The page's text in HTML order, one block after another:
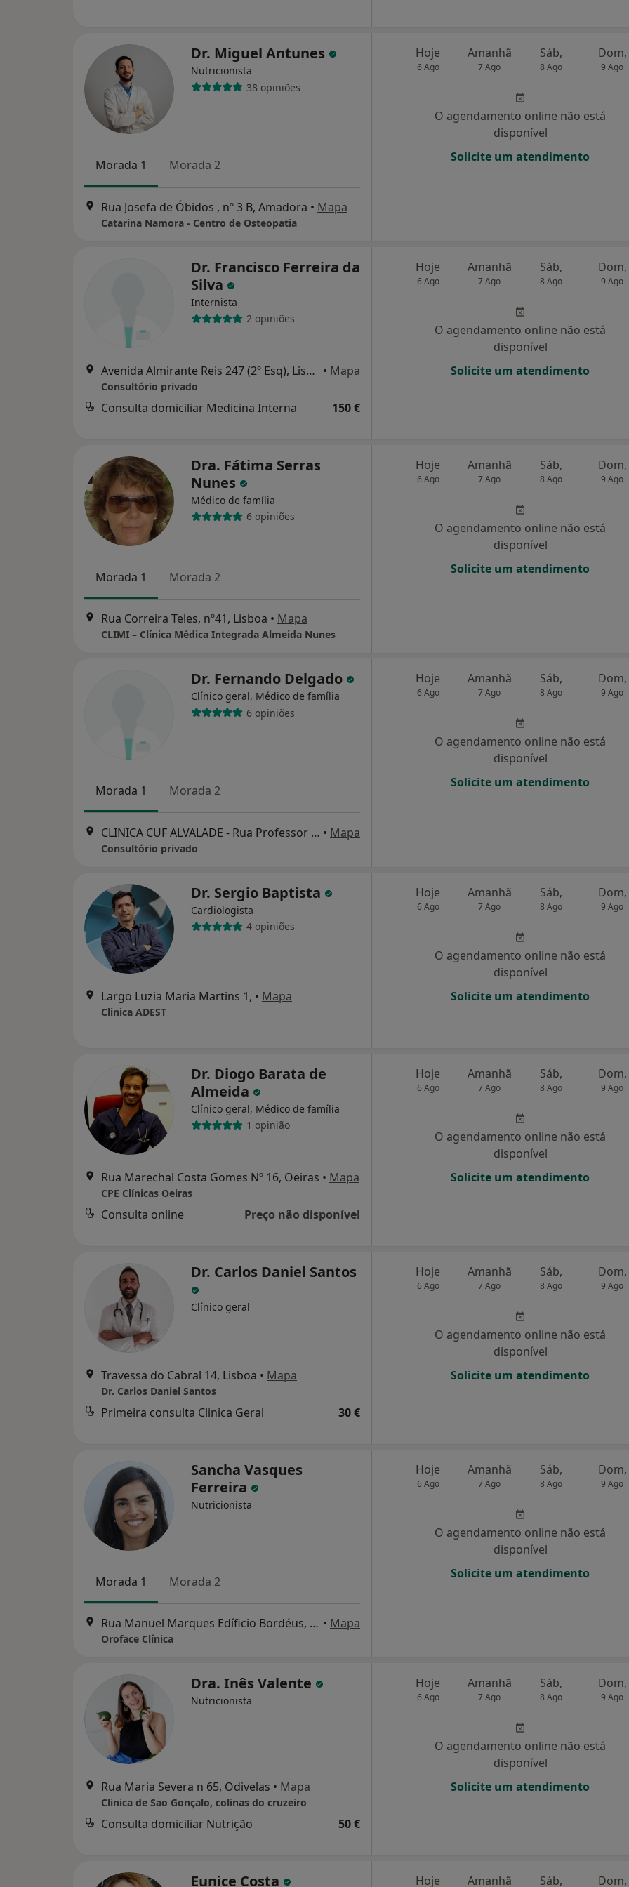
Dr. Miguel Antunes
Nutricionista
38 opiniões
Morada 1 Morada 2
Rua Josefa de Óbidos , nº 3 B, Amadora • Mapa
Catarina Namora - Centro de Osteopatia
Hoje
6 Ago
Amanhã
7 Ago
Sáb,
8 Ago
Dom,
9 Ago
O agendamento online não está
disponível
Solicite um atendimento
Dr. Francisco Ferreira da
Silva
Internista
2 opiniões
Avenida Almirante Reis 247 (2º Esq), Lisboa • Mapa
Consultório privado
Consulta domiciliar Medicina Interna 150 €
Hoje
6 Ago
Amanhã
7 Ago
Sáb,
8 Ago
Dom,
9 Ago
O agendamento online não está
disponível
Solicite um atendimento
Dra. Fátima Serras
Nunes
Médico de família
6 opiniões
Morada 1 Morada 2
Rua Correira Teles, nº41, Lisboa • Mapa
CLIMI – Clínica Médica Integrada Almeida Nunes
Hoje
6 Ago
Amanhã
7 Ago
Sáb,
8 Ago
Dom,
9 Ago
O agendamento online não está
disponível
Solicite um atendimento
Dr. Fernando Delgado
Clínico geral, Médico de família
6 opiniões
Morada 1 Morada 2
CLINICA CUF ALVALADE - Rua Professor Fernando da Fonseca - Complexo Alvalade XXI, Lisboa • Mapa
Consultório privado
Hoje
6 Ago
Amanhã
7 Ago
Sáb,
8 Ago
Dom,
9 Ago
O agendamento online não está
disponível
Solicite um atendimento
Dr. Sergio Baptista
Cardiologista
4 opiniões
Largo Luzia Maria Martins 1, • Mapa
Clinica ADEST
Hoje
6 Ago
Amanhã
7 Ago
Sáb,
8 Ago
Dom,
9 Ago
O agendamento online não está
disponível
Solicite um atendimento
Dr. Diogo Barata de
Almeida
Clínico geral, Médico de família
1 opinião
Rua Marechal Costa Gomes Nº 16, Oeiras • Mapa
CPE Clínicas Oeiras
Consulta online Preço não disponível
Hoje
6 Ago
Amanhã
7 Ago
Sáb,
8 Ago
Dom,
9 Ago
O agendamento online não está
disponível
Solicite um atendimento
Dr. Carlos Daniel Santos
Clínico geral
Travessa do Cabral 14, Lisboa • Mapa
Dr. Carlos Daniel Santos
Primeira consulta Clinica Geral 30 €
Hoje
6 Ago
Amanhã
7 Ago
Sáb,
8 Ago
Dom,
9 Ago
O agendamento online não está
disponível
Solicite um atendimento
Sancha Vasques
Ferreira
Nutricionista
Morada 1 Morada 2
Rua Manuel Marques Edíficio Bordéus, 12-E/F - Parque Europa, • Mapa
Oroface Clínica
Hoje
6 Ago
Amanhã
7 Ago
Sáb,
8 Ago
Dom,
9 Ago
O agendamento online não está
disponível
Solicite um atendimento
Dra. Inês Valente
Nutricionista
Rua Maria Severa n 65, Odivelas • Mapa
Clinica de Sao Gonçalo, colinas do cruzeiro
Consulta domiciliar Nutrição 50 €
Hoje
6 Ago
Amanhã
7 Ago
Sáb,
8 Ago
Dom,
9 Ago
O agendamento online não está
disponível
Solicite um atendimento
Eunice Costa Hoje Amanhã Sáb, Dom,